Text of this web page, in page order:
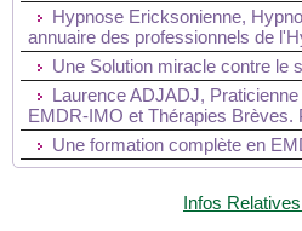
Hypnose Ericksonienne,
annuaire des professionnels de
Une Solution miracle contre le
Laurence ADJADJ,
EMDR-IMO et Thérapies Brèves.
Une formation complète en
Infos